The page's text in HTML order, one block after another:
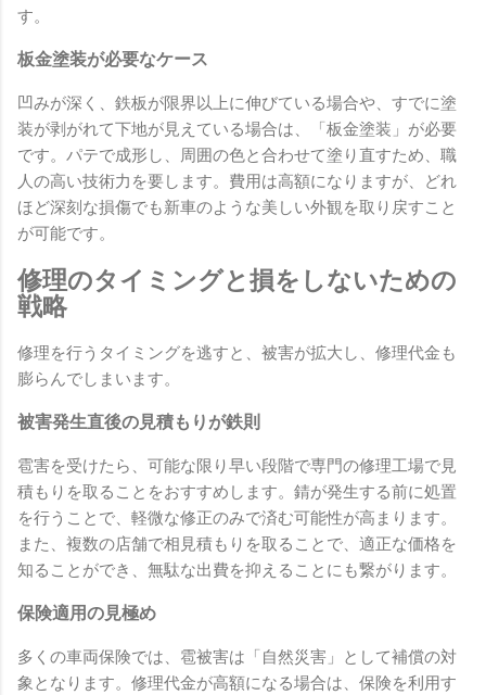
す。
板金塗装が必要なケース
凹みが深く、鉄板が限界以上に伸びている場合や、すでに塗
装が剥がれて下地が見えている場合は、「板金塗装」が必要
です。パテで成形し、周囲の色と合わせて塗り直すため、職
人の高い技術力を要します。費用は高額になりますが、どれ
ほど深刻な損傷でも新車のような美しい外観を取り戻すこと
が可能です。
修理のタイミングと損をしないための
戦略
修理を行うタイミングを逃すと、被害が拡大し、修理代金も
膨らんでしまいます。
被害発生直後の見積もりが鉄則
雹害を受けたら、可能な限り早い段階で専門の修理工場で見
積もりを取ることをおすすめします。錆が発生する前に処置
を行うことで、軽微な修正のみで済む可能性が高まります。
また、複数の店舗で相見積もりを取ることで、適正な価格を
知ることができ、無駄な出費を抑えることにも繋がります。
保険適用の見極め
多くの車両保険では、雹被害は「自然災害」として補償の対
象となります。修理代金が高額になる場合は、保険を利用す